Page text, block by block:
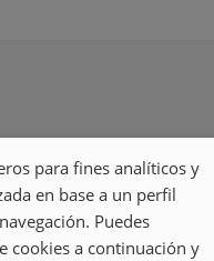
para fines analíticos y
en base a un perfil
Puedes
cookies a continuación y